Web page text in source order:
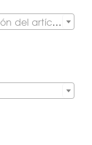
Cualquier Estado de conservación del artículo